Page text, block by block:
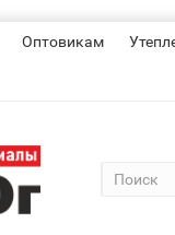
Оптовикам